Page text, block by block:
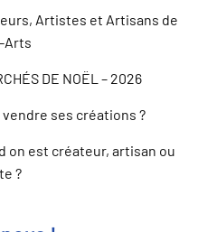
Artistes et Artisans de
Arts
DE NOËL – 2026
ses créations ?
on est créateur, artisan ou
?